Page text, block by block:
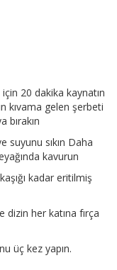
20 dakika kaynatın
kıvama gelen şerbeti
bırakın
suyunu sıkın Daha
kavurun
kadar eritilmiş
dizin her katına fırça
üç kez yapın.